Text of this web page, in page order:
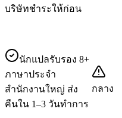
บริษัทชำระให้ก่อน
นักแปลรับรอง 8+
ภาษาประจำ
สำนักงานใหญ่ ส่ง
คืนใน 1–3 วันทำการ
กลาง